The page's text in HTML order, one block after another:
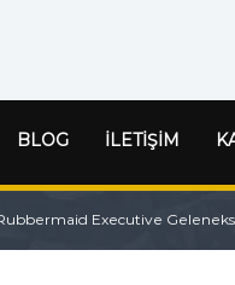
BLOG İLETİŞİM
Executive